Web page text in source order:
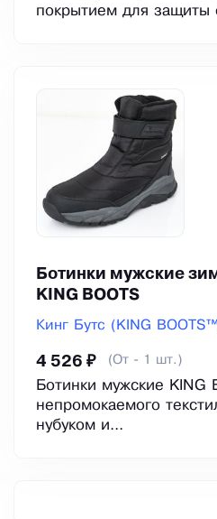
покрытием для защиты
Ботинки мужские
KING BOOTS
Кинг Бутс (KING
4 526 ₽ (От - 1 шт.)
Ботинки мужские KING
непромокаемого
нубуком и...